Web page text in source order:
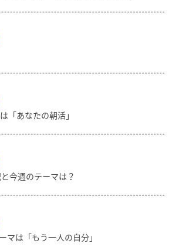
「あなたの朝活」
今週のテーマは？
マは「もう一人の自分」